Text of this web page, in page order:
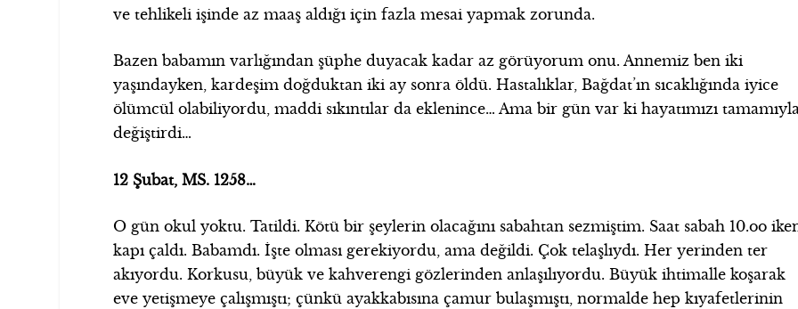
ve tehlikeli işinde az maaş aldığı için fazla mesai yapmak zorunda.
Bazen babamın varlığından şüphe duyacak kadar az görüyorum onu. Annemiz ben iki
yaşındayken, kardeşim doğduktan iki ay sonra öldü. Hastalıklar, Bağdat’ın sıcaklığında iyice
ölümcül olabiliyordu, maddi sıkıntılar da eklenince… Ama bir gün var ki hayatımızı
değiştirdi…
12 Şubat, MS. 1258…
O gün okul yoktu. Tatildi. Kötü bir şeylerin olacağını sabahtan sezmiştim. Saat sabah 10.oo
kapı çaldı. Babamdı. İşte olması gerekiyordu, ama değildi. Çok telaşlıydı. Her yerinden ter
akıyordu. Korkusu, büyük ve kahverengi gözlerinden anlaşılıyordu. Büyük ihtimalle koşarak
eve yetişmeye çalışmıştı; çünkü ayakkabısına çamur bulaşmıştı, normalde hep kıyafetlerinin